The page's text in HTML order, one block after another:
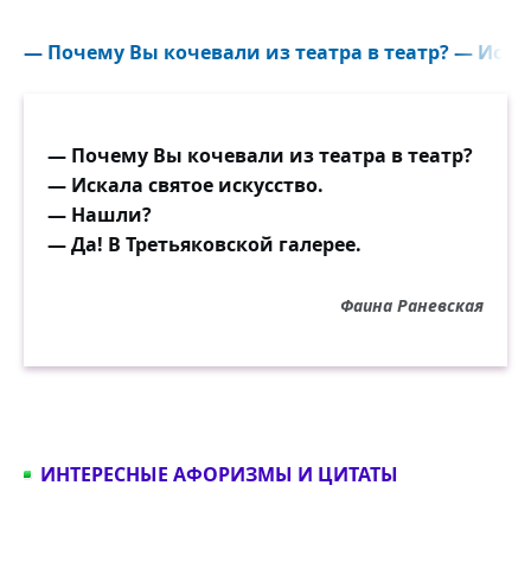
— Почему Вы кочевали из театра в театр? —
— Почему Вы кочевали из театра в театр?
— Искала святое искусство.
— Нашли?
— Да! В Третьяковской галерее.
Фаина Раневская
ИНТЕРЕСНЫЕ АФОРИЗМЫ И ЦИТАТЫ